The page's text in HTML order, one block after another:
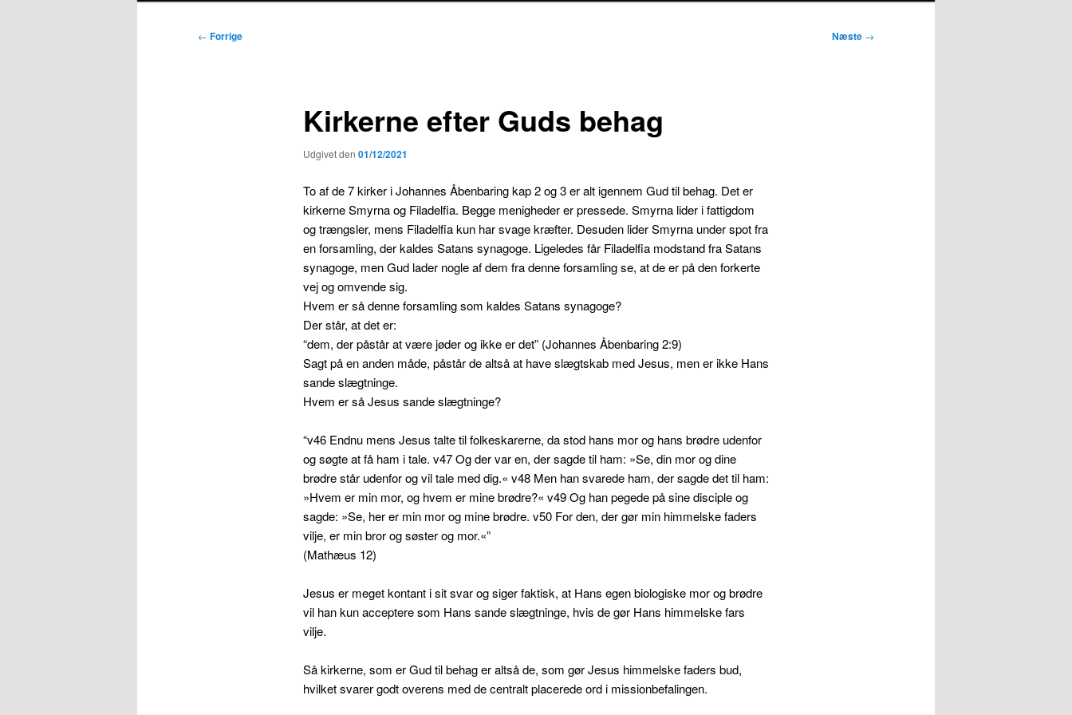
Indlægsnavigation
← Forrige Næste →
Kirkerne efter Guds behag
Udgivet den 01/12/2021
To af de 7 kirker i Johannes Åbenbaring kap 2 og 3 er alt igennem Gud til behag. Det er
kirkerne Smyrna og Filadelfia. Begge menigheder er pressede. Smyrna lider i fattigdom
og trængsler, mens Filadelfia kun har svage kræfter. Desuden lider Smyrna under spot fra
en forsamling, der kaldes Satans synagoge. Ligeledes får Filadelfia modstand fra Satans
synagoge, men Gud lader nogle af dem fra denne forsamling se, at de er på den forkerte
vej og omvende sig.
Hvem er så denne forsamling som kaldes Satans synagoge?
Der står, at det er:
“dem, der påstår at være jøder og ikke er det” (Johannes Åbenbaring 2:9)
Sagt på en anden måde, påstår de altså at have slægtskab med Jesus, men er ikke Hans
sande slægtninge.
Hvem er så Jesus sande slægtninge?
“v46 Endnu mens Jesus talte til folkeskarerne, da stod hans mor og hans brødre udenfor
og søgte at få ham i tale. v47 Og der var en, der sagde til ham: »Se, din mor og dine
brødre står udenfor og vil tale med dig.« v48 Men han svarede ham, der sagde det til ham:
»Hvem er min mor, og hvem er mine brødre?« v49 Og han pegede på sine disciple og
sagde: »Se, her er min mor og mine brødre. v50 For den, der gør min himmelske faders
vilje, er min bror og søster og mor.«”
(Mathæus 12)
Jesus er meget kontant i sit svar og siger faktisk, at Hans egen biologiske mor og brødre
vil han kun acceptere som Hans sande slægtninge, hvis de gør Hans himmelske fars
vilje.
Så kirkerne, som er Gud til behag er altså de, som gør Jesus himmelske faders bud,
hvilket svarer godt overens med de centralt placerede ord i missionbefalingen.